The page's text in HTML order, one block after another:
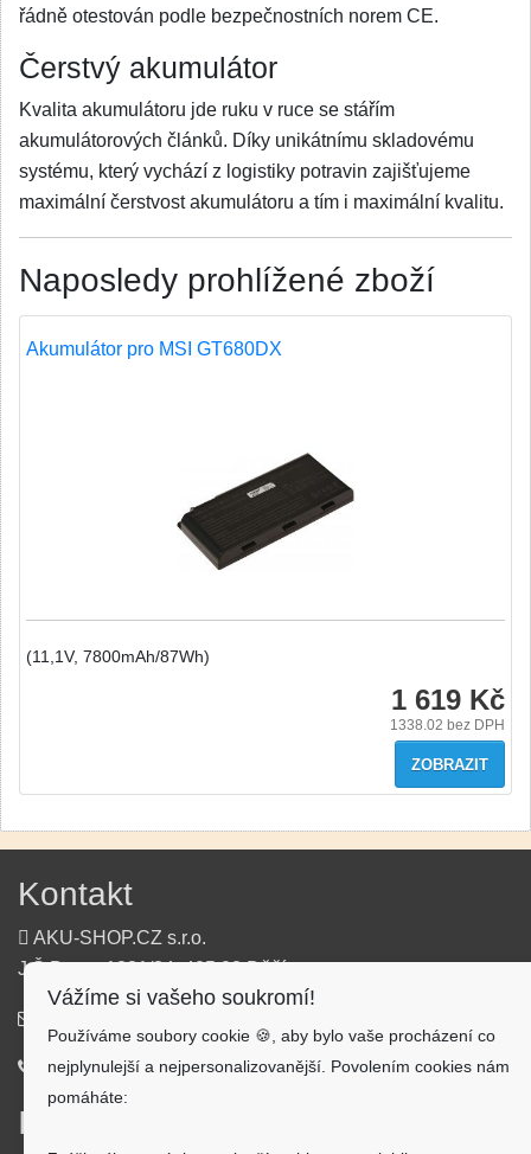
řádně otestován podle bezpečnostních norem CE.
Čerstvý akumulátor
Kvalita akumulátoru jde ruku v ruce se stářím
akumulátorových článků. Díky unikátnímu skladovému
systému, který vychází z logistiky potravin zajišťujeme
maximální čerstvost akumulátoru a tím i maximální kvalitu.
Naposledy prohlížené zboží
Akumulátor pro MSI GT680DX
(11,1V, 7800mAh/87Wh)
1 619 Kč
1338.02 bez DPH
ZOBRAZIT
Kontakt
AKU-SHOP.CZ s.r.o.
J.Š.Baara 1331/34, 405 02 Děčín
720 500 500
Informace
Vážíme si vašeho soukromí!
Používáme soubory cookie 🍪, aby bylo vaše procházení co
nejplynulejší a nejpersonalizovanější. Povolením cookies nám
pomáháte: